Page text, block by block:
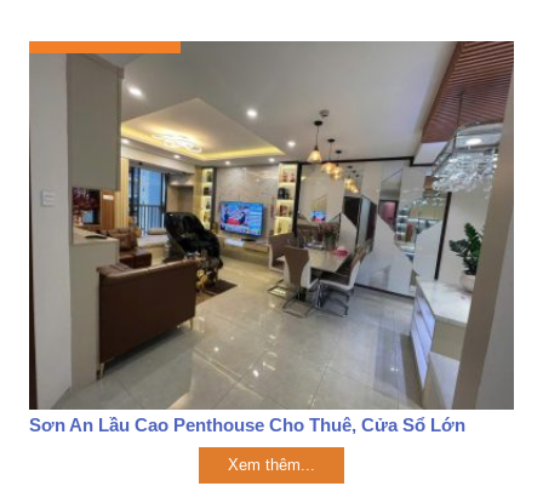
Sơn An Lầu Cao Penthouse Cho Thuê, Cửa Sổ Lớn
Xem thêm...